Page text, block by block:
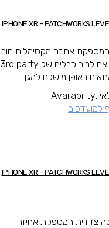
אחיזה מקסימלית חור
יציאה גדול התואם לרוב כבלים של 3rd party
באופן מושלם למגן...
Availability:
למועדפים
צדדית המספקת אחיזה